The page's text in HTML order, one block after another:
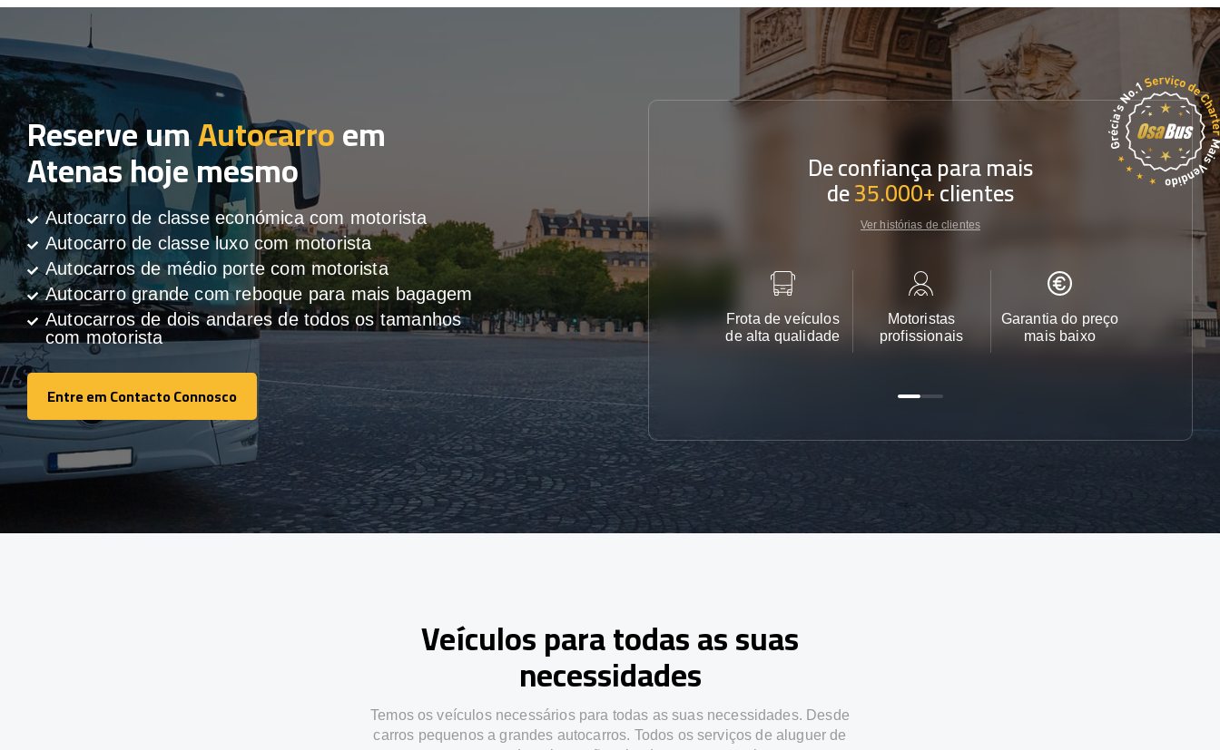
Reserve umAutocarroem
Atenas hoje mesmo
Autocarro de classe económica com motorista
Autocarro de classe luxo com motorista
Autocarros de médio porte com motorista
Autocarro grande com reboque para mais bagagem
Autocarros de dois andares de todos os tamanhos
com motorista
Entre em Contacto Connosco
Entre em Contacto Connosco
De confiança para mais
de35.000+clientes
Ver histórias de clientes
Frota de veículos
de alta qualidade
Motoristas
profissionais
Garantia do preço
mais baixo
Apoio ao
24/7
Veículos para todas as suas
necessidades
Temos os veículos necessários para todas as suas necessidades. Desde
carros pequenos a grandes autocarros. Todos os serviços de aluguer de